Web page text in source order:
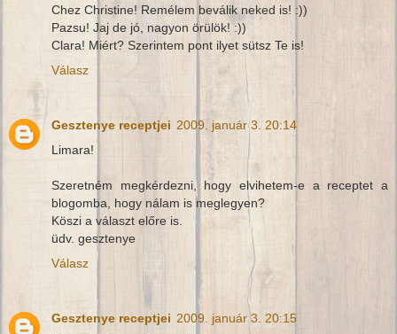
Chez Christine! Remélem beválik neked is! :))
Pazsu! Jaj de jó, nagyon örülök! :))
Clara! Miért? Szerintem pont ilyet sütsz Te is!
Válasz
Gesztenye receptjei 2009. január 3. 20:14
Limara!
Szeretném megkérdezni, hogy elvihetem-e a receptet a
blogomba, hogy nálam is meglegyen?
Köszi a választ előre is.
üdv. gesztenye
Válasz
Gesztenye receptjei 2009. január 3. 20:15